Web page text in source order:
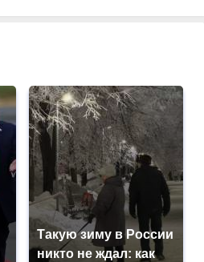
Такую зиму в России
никто не ждал: как